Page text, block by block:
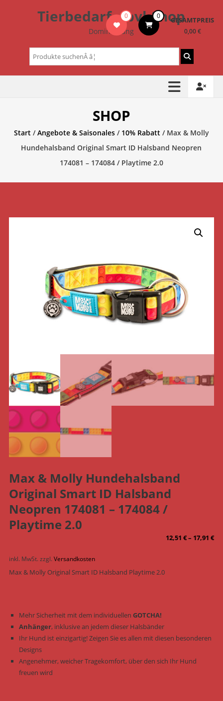
Tierbedarf – bvl-Shop
Dominik Lang
0 0 GESAMTPREIS
0,00 €
Suchen
nach:
SHOP
Start/Angebote & Saisonales/ 10% Rabatt/ Max & Molly
Hundehalsband Original Smart ID Halsband Neopren
174081 – 174084 / Playtime 2.0
Max & Molly Hundehalsband
Original Smart ID Halsband
Neopren 174081 – 174084 /
Playtime 2.0
12,51€– 17,91€
inkl. MwSt. zzgl. Versandkosten
Max & Molly Original Smart ID Halsband Playtime 2.0
Mehr Sicherheit mit dem individuellen GOTCHA!
Anhänger, inklusive an jedem dieser Halsbänder
Ihr Hund ist einzigartig! Zeigen Sie es allen mit diesen besonderen
Designs
Angenehmer, weicher Tragekomfort, über den sich Ihr Hund
freuen wird